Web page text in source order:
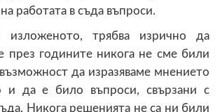
работата в съда въпроси.
трябва изрично да
през годините никога не сме били
да изразяваме мнението
и да е било въпроси, свързани с
Никога решенията не са ни били